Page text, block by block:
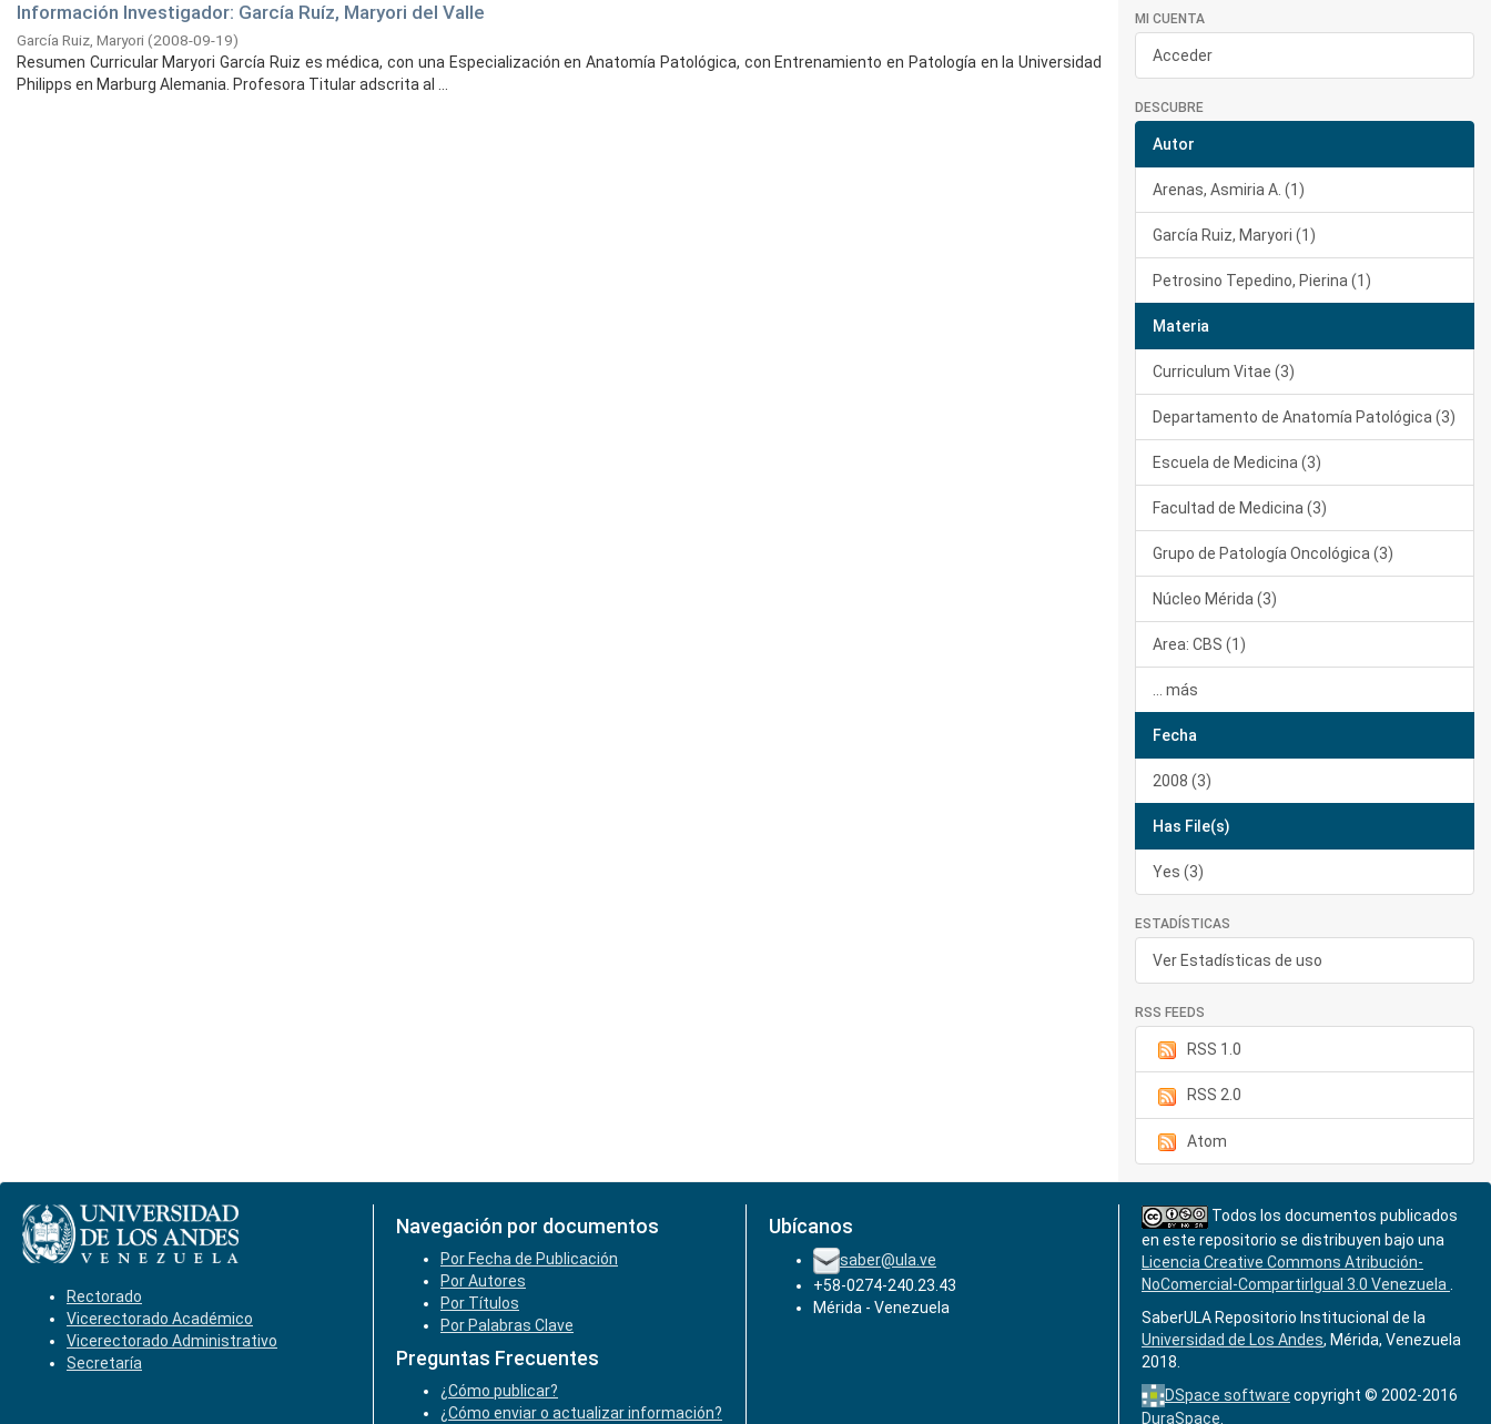
Información Investigador: García Ruíz, Maryori del Valle
García Ruiz, Maryori(2008-09-19)
Resumen Curricular Maryori García Ruiz es médica, con una Especialización en Anatomía Patológica, con Entrenamiento en Patología en la Universidad
Philipps en Marburg Alemania. Profesora Titular adscrita al ...
MI CUENTA
Acceder
DESCUBRE
Autor
Arenas, Asmiria A. (1)
García Ruiz, Maryori (1)
Petrosino Tepedino, Pierina (1)
Materia
Curriculum Vitae (3)
Departamento de Anatomía Patológica (3)
Escuela de Medicina (3)
Facultad de Medicina (3)
Grupo de Patología Oncológica (3)
Núcleo Mérida (3)
Area: CBS (1)
... más
Fecha
2008 (3)
Has File(s)
Yes (3)
ESTADÍSTICAS
Ver Estadísticas de uso
RSS FEEDS
RSS 1.0
RSS 2.0
Atom
Rectorado
Vicerectorado Académico
Vicerectorado Administrativo
Secretaría
Navegación por documentos
Por Fecha de Publicación
Por Autores
Por Títulos
Por Palabras Clave
Preguntas Frecuentes
¿Cómo publicar?
¿Cómo enviar o actualizar información?
Ubícanos
saber@ula.ve
+58-0274-240.23.43
Mérida - Venezuela
Todos los documentos publicados
en este repositorio se distribuyen bajo una
Licencia Creative Commons Atribución-
NoComercial-CompartirIgual 3.0 Venezuela
SaberULA Repositorio Institucional de la
Universidad de Los Andes, Mérida, Venezuela
2018.
DSpace software copyright © 2002-2016
DuraSpace.